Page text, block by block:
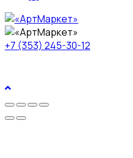
+7 (353) 245-30-12